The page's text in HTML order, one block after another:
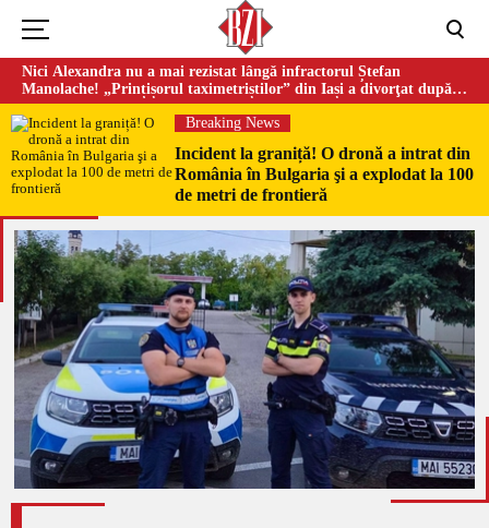
Nici Alexandra nu a mai rezistat lângă infractorul Ștefan
Manolache! „Prințișorul taximetriștilor” din Iași a divorţat după
doi ani de căsnicie
Breaking News
Incident la graniță! O dronă a intrat din
România în Bulgaria şi a explodat la 100
de metri de frontieră